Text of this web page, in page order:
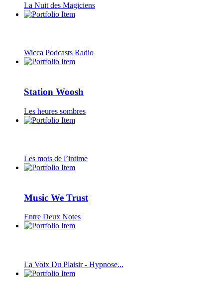
La Nuit des Magiciens
Wicca Podcasts Radio
Station Woosh
Les heures sombres
Les mots de l’intime
Music We Trust
Entre Deux Notes
La Voix Du Plaisir - Hypnose...